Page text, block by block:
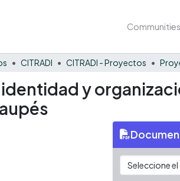
CITRADI CITRADI - Proyectos
y